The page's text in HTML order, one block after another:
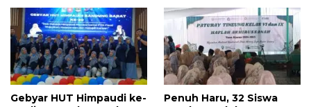
Lewat Jalur Resmi
Gebyar HUT Himpaudi ke-
Penuh Haru, 32 Siswa